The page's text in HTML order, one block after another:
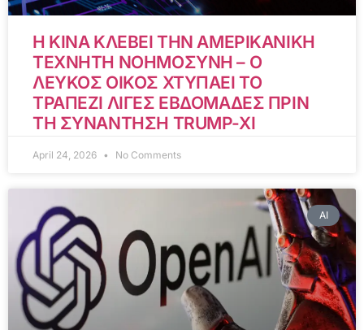
Η ΚΙΝΑ ΚΛΕΒΕΙ ΤΗΝ ΑΜΕΡΙΚΑΝΙΚΗ
ΤΕΧΝΗΤΗ ΝΟΗΜΟΣΥΝΗ – Ο
ΛΕΥΚΟΣ ΟΙΚΟΣ ΧΤΥΠΑΕΙ ΤΟ
ΤΡΑΠΕΖΙ ΛΙΓΕΣ ΕΒΔΟΜΑΔΕΣ ΠΡΙΝ
ΤΗ ΣΥΝΑΝΤΗΣΗ TRUMP-XI
April 24, 2026 No Comments
AI